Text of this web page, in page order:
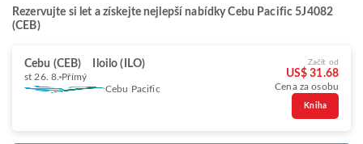
Rezervujte si let a získejte nejlepší nabídky Cebu Pacific 5J4082
(CEB)
Cebu (CEB) Iloilo (ILO)
st 26. 8. Přímý
Cebu Pacific
Začít od
US$ 31.68
Cena za osobu
Kniha